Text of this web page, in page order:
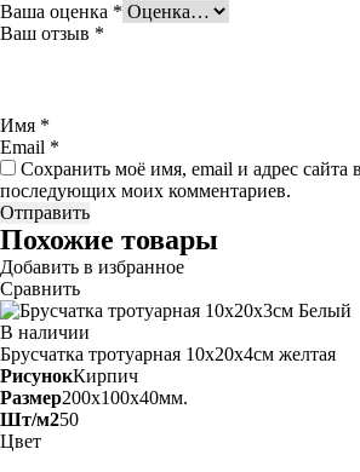
Ваша оценка *
Ваш отзыв *
Имя *
Email *
Сохранить моё имя, email и адрес сайта
последующих моих комментариев.
Похожие товары
Добавить в избранное
Сравнить
В наличии
Брусчатка тротуарная 10х20х4см желтая
РисунокКирпич
Размер200x100x40мм.
Шт/м250
Цвет